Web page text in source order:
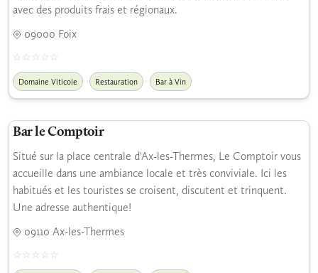
avec des produits frais et régionaux.
09000 Foix
Domaine Viticole Restauration Bar à Vin
Bar le Comptoir
Situé sur la place centrale d'Ax-les-Thermes, Le Comptoir vous
accueille dans une ambiance locale et très conviviale. Ici les
habitués et les touristes se croisent, discutent et trinquent.
Une adresse authentique!
09110 Ax-les-Thermes